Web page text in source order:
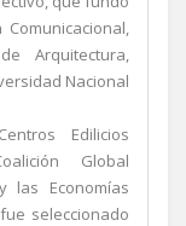
Arquitectura,
Nacional
Edilicios
Global
las Economías
seleccionado